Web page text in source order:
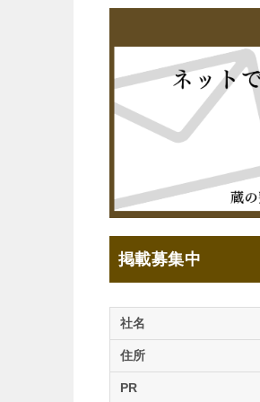
掲載募集中
社名
住所
PR